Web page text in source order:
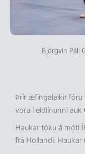
Björgvin Páll
Þrír æfingaleikir fóru
voru í eldlínunni
Haukar tóku á móti
frá Hollandi.